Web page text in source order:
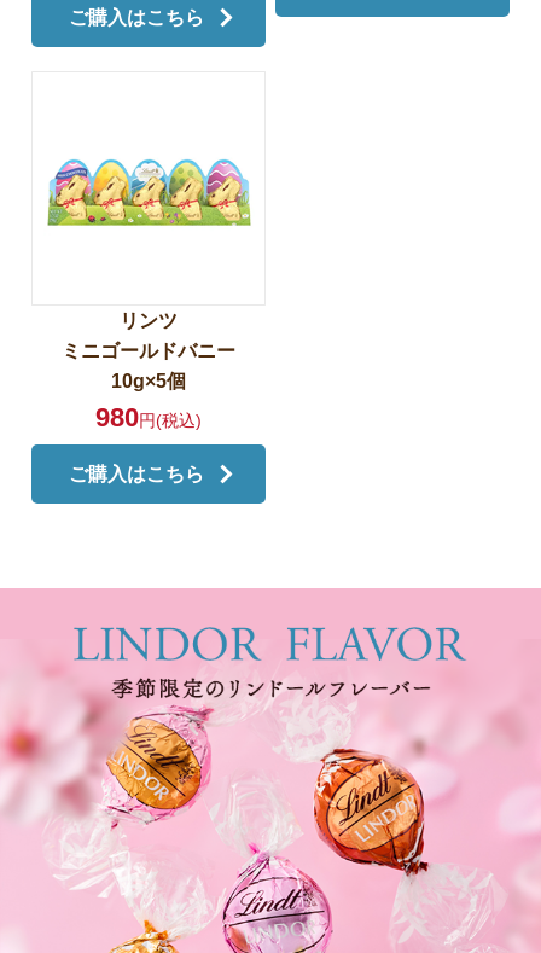
ご購入はこちら
リンツ
ミニゴールドバニー
10g×5個
980円(税込)
ご購入はこちら